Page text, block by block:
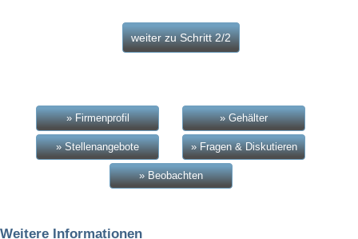
» Firmenprofil » Gehälter
» Stellenangebote » Fragen & Diskutieren
» Beobachten
Weitere Informationen